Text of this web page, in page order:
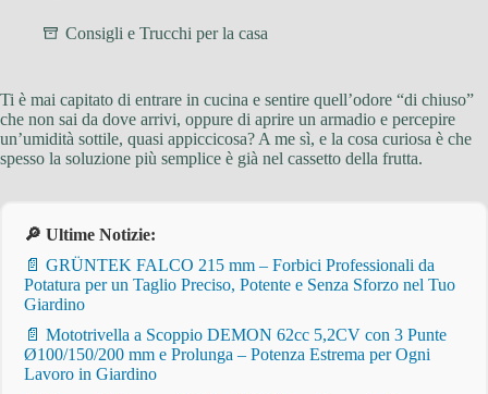
Consigli e Trucchi per la casa
Ti è mai capitato di entrare in cucina e sentire quell’odore “di chiuso”
che non sai da dove arrivi, oppure di aprire un armadio e percepire
un’umidità sottile, quasi appiccicosa? A me sì, e la cosa curiosa è che
spesso la soluzione più semplice è già nel cassetto della frutta.
🔎 Ultime Notizie:
📄 GRÜNTEK FALCO 215 mm – Forbici Professionali da
Potatura per un Taglio Preciso, Potente e Senza Sforzo nel Tuo
Giardino
📄 Mototrivella a Scoppio DEMON 62cc 5,2CV con 3 Punte
Ø100/150/200 mm e Prolunga – Potenza Estrema per Ogni
Lavoro in Giardino